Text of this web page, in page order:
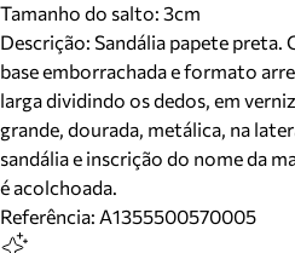
Tamanho do salto: 3cm
Descrição: Sandália papete
base emborrachada e formato
larga dividindo os dedos, em
grande, dourada, metálica, na
sandália e inscrição do nome da
é acolchoada.
Referência: A1355500570005